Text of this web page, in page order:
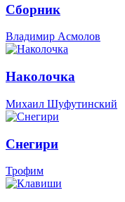
Сборник
Владимир Асмолов
Наколочка
Михаил Шуфутинский
Снегири
Трофим